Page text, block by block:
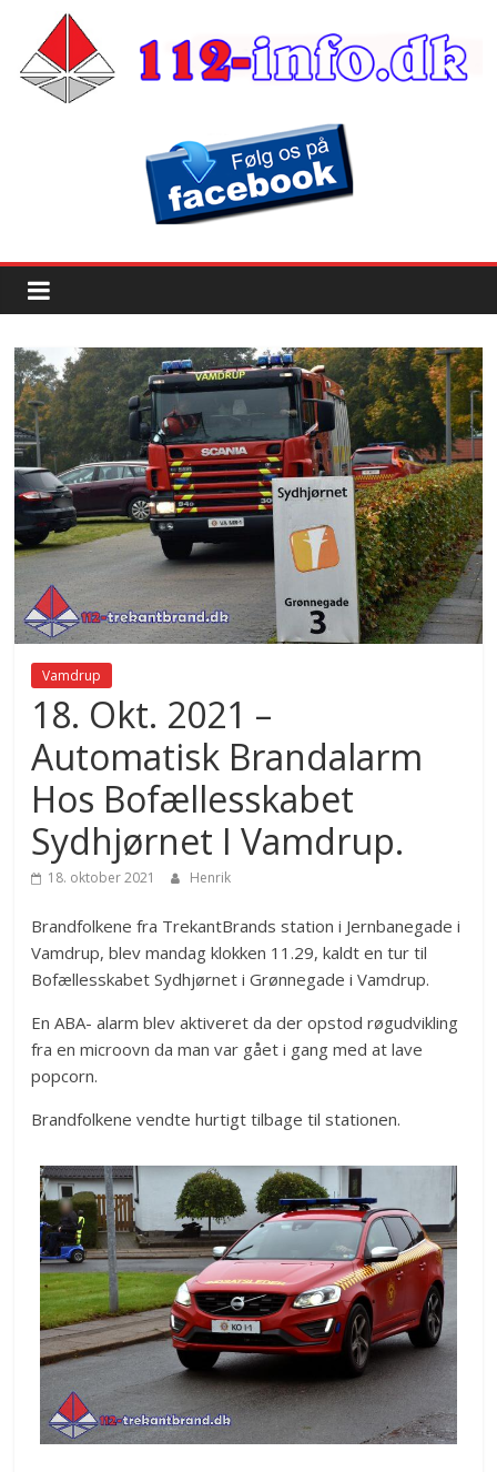
Vamdrup
18. Okt. 2021 –
Automatisk Brandalarm
Hos Bofællesskabet
Sydhjørnet I Vamdrup.
18. oktober 2021 Henrik
Brandfolkene fra TrekantBrands station i Jernbanegade i
Vamdrup, blev mandag klokken 11.29, kaldt en tur til
Bofællesskabet Sydhjørnet i Grønnegade i Vamdrup.
En ABA- alarm blev aktiveret da der opstod røgudvikling
fra en microovn da man var gået i gang med at lave
popcorn.
Brandfolkene vendte hurtigt tilbage til stationen.